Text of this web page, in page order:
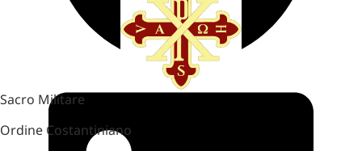
Sacro Militare
Ordine Costantiniano